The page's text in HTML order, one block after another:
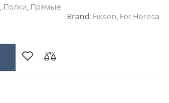
, Полки, Прямые
Brand: Fixsen, For Horeca